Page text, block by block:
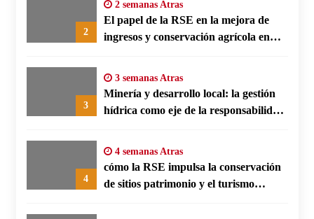
2
2 semanas Atras
El papel de la RSE en la mejora de
ingresos y conservación agrícola en
3
3 semanas Atras
Minería y desarrollo local: la gestión
hídrica como eje de la responsabilidad
4
4 semanas Atras
cómo la RSE impulsa la conservación
de sitios patrimonio y el turismo